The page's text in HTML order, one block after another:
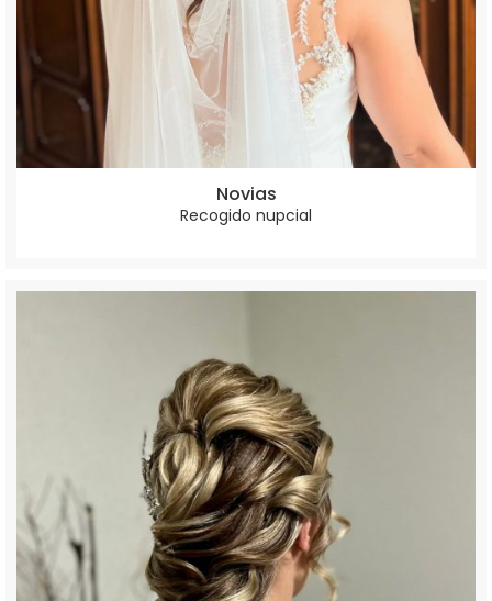
Novias
Recogido nupcial